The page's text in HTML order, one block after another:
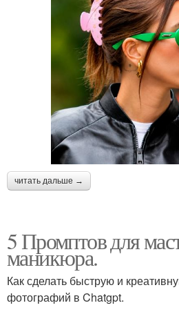
читать дальше →
5 Промптов для
маникюра.
Как сделать быструю и
фотографий в Chatgpt.